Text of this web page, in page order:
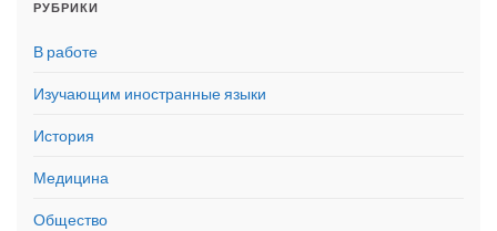
РУБРИКИ
В работе
Изучающим иностранные языки
История
Медицина
Общество